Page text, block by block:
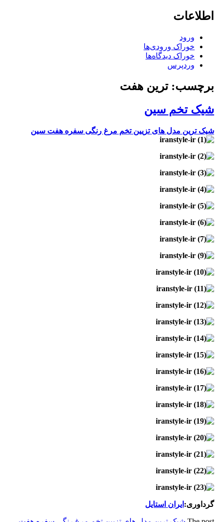
اطلاعات
ورود
خوراک ورودی‌ها
خوراک دیدگاه‌ها
وردپرس
برچسب: ترین هفت‌
شیک تخم‌ سین
شیک ترین مدل‌ های تزیین تخم‌ مرغ رنگی سفره هفت‌ سین
گرداوری: ایران استایل